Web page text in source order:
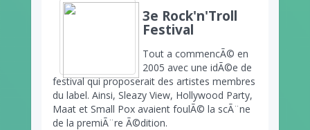
3e Rock'n'Troll
Festival
Tout a commencÃ© en
2005 avec une idÃ©e de
festival qui proposerait des artistes membres
du label. Ainsi, Sleazy View, Hollywood Party,
Maat et Small Pox avaient foulÃ© la scÃ¨ne
de la premiÃ¨re Ã©dition.